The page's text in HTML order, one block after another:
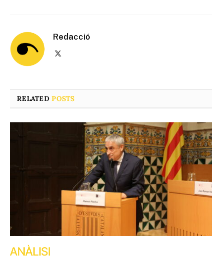
Redacció
RELATEDPOSTS
ANÀLISI